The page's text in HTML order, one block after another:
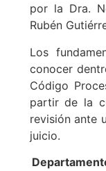
por la Dra.
Rubén
Los
conocer
Código
partir de la
revisión ante
juicio.